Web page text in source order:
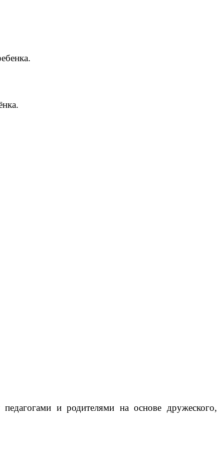
возраста.
и родителями на основе дружеского,